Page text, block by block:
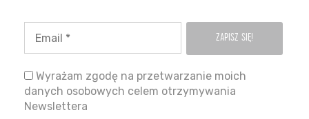
Wyrażam zgodę na przetwarzanie moich
danych osobowych celem otrzymywania
Newslettera